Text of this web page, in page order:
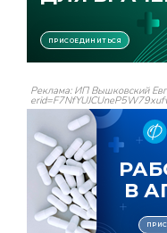
Реклама: ИП Вышковский